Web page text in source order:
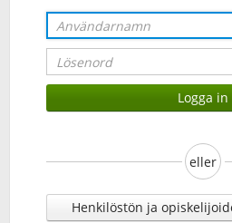
eller
Henkilöstön ja